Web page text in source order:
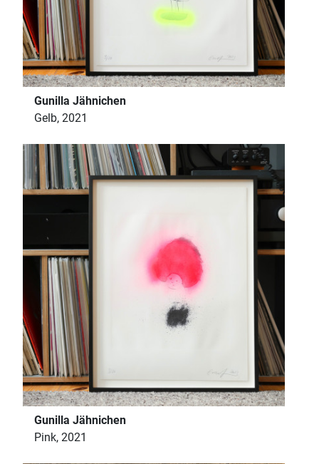
Gunilla Jähnichen
Gelb, 2021
Gunilla Jähnichen
Pink, 2021